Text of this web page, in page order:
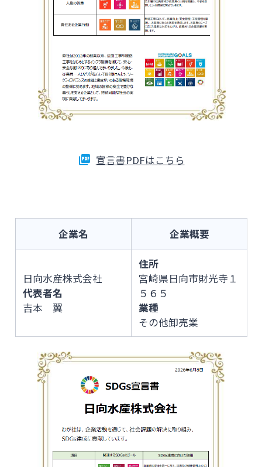
宣言書PDFはこちら
企業名 企業概要
日向水産株式会社
代表者名
吉本 翼
住所
宮崎県日向市財光寺１
５６５
業種
その他卸売業